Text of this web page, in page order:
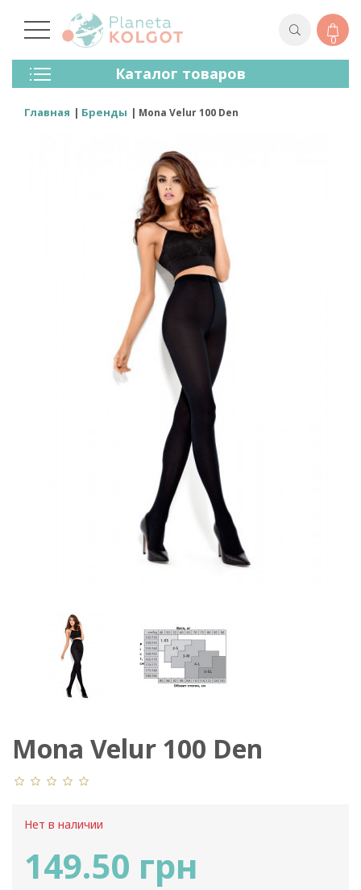
0
Каталог товаров
Колготки
Чулки
Лосины (леггинсы)
Главная Бренды Mona Velur 100 Den
Mona Velur 100 Den
Нет в наличии
149.50 грн